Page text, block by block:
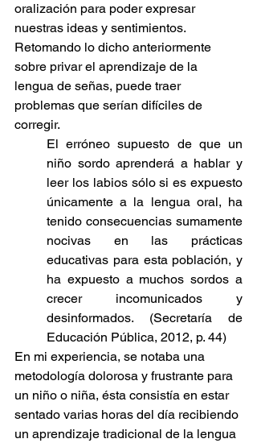
oralización para poder expresar
nuestras ideas y sentimientos.
Retomando lo dicho anteriormente
sobre privar el aprendizaje de la
lengua de señas, puede traer
problemas que serían difíciles de
corregir.
El erróneo supuesto de que un
niño sordo aprenderá a hablar y
leer los labios sólo si es expuesto
únicamente a la lengua oral, ha
tenido consecuencias sumamente
nocivas en las prácticas
educativas para esta población, y
ha expuesto a muchos sordos a
crecer incomunicados y
desinformados. (Secretaría de
Educación Pública, 2012, p. 44)
En mi experiencia, se notaba una
metodología dolorosa y frustrante para
un niño o niña, ésta consistía en estar
sentado varias horas del día recibiendo
un aprendizaje tradicional de la lengua